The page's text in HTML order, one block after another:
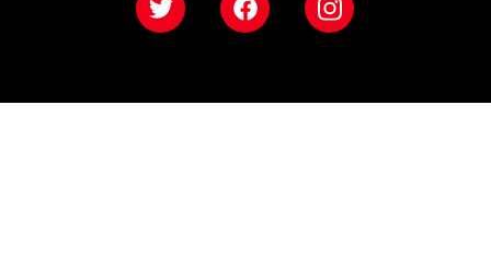
Twitter Facebook Instagram